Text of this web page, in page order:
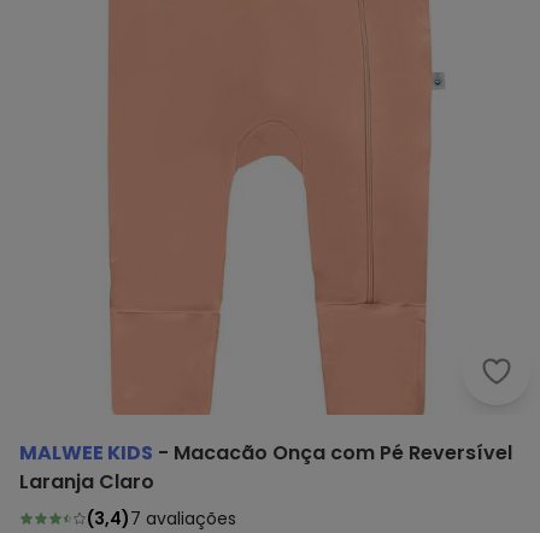
MALWEE KIDS - Macacão Onça com Pé Reversível
Laranja Claro
(3,4)7 avaliações